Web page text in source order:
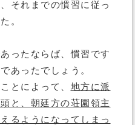
それまでの慣習に従っ
。
ったならば、慣習です
あったでしょう。
とによって、 地方に派
と、朝廷方の荘園領主
るようになってしまっ